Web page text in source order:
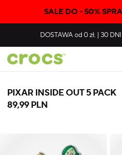
SALE DO - 50%
DOSTAWAod 0 zł. | 30 DNI
PIXAR INSIDE OUT 5 PACK
89,99 PLN